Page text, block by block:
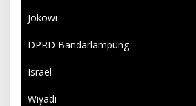
Jokowi
DPRD Bandarlampung
Israel
Wiyadi